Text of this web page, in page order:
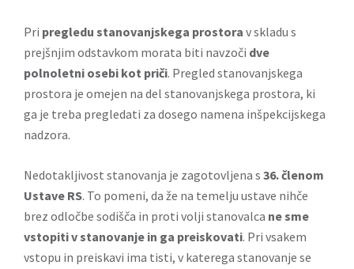
Pri pregledu stanovanjskega prostora v skladu s
prejšnjim odstavkom morata biti navzoči dve
polnoletni osebi kot priči. Pregled stanovanjskega
prostora je omejen na del stanovanjskega prostora, ki
ga je treba pregledati za dosego namena inšpekcijskega
nadzora.
Nedotakljivost stanovanja je zagotovljena s 36. členom
Ustave RS. To pomeni, da že na temelju ustave nihče
brez odločbe sodišča in proti volji stanovalca ne sme
vstopiti v stanovanje in ga preiskovati. Pri vsakem
vstopu in preiskavi ima tisti, v katerega stanovanje se